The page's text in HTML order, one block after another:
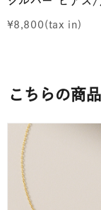
¥8,800
こちらの商